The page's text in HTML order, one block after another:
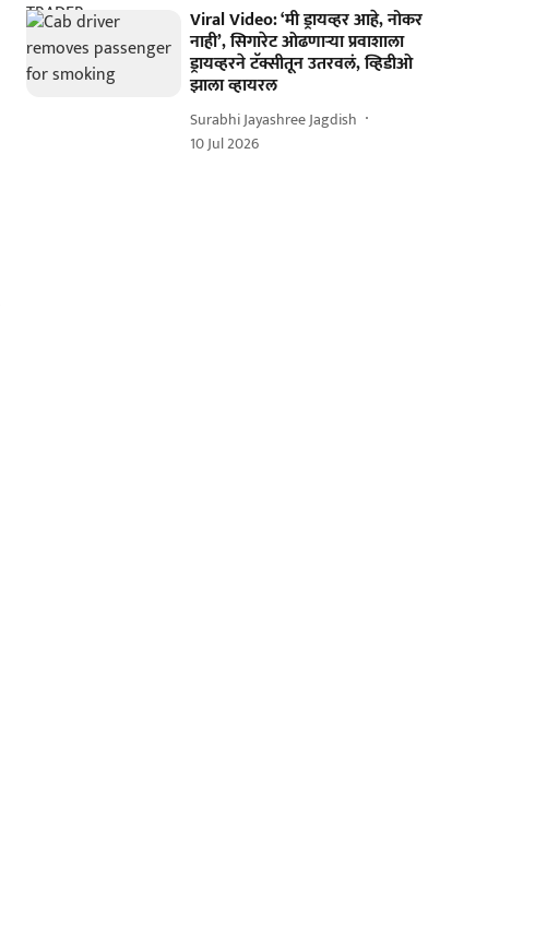
Viral Video: ‘मी ड्रायव्हर आहे, नोकर
नाही’, सिगारेट ओढणाऱ्या प्रवाशाला
ड्रायव्हरने टॅक्सीतून उतरवलं, व्हिडीओ
झाला व्हायरल
Surabhi Jayashree Jagdish
10 Jul 2026